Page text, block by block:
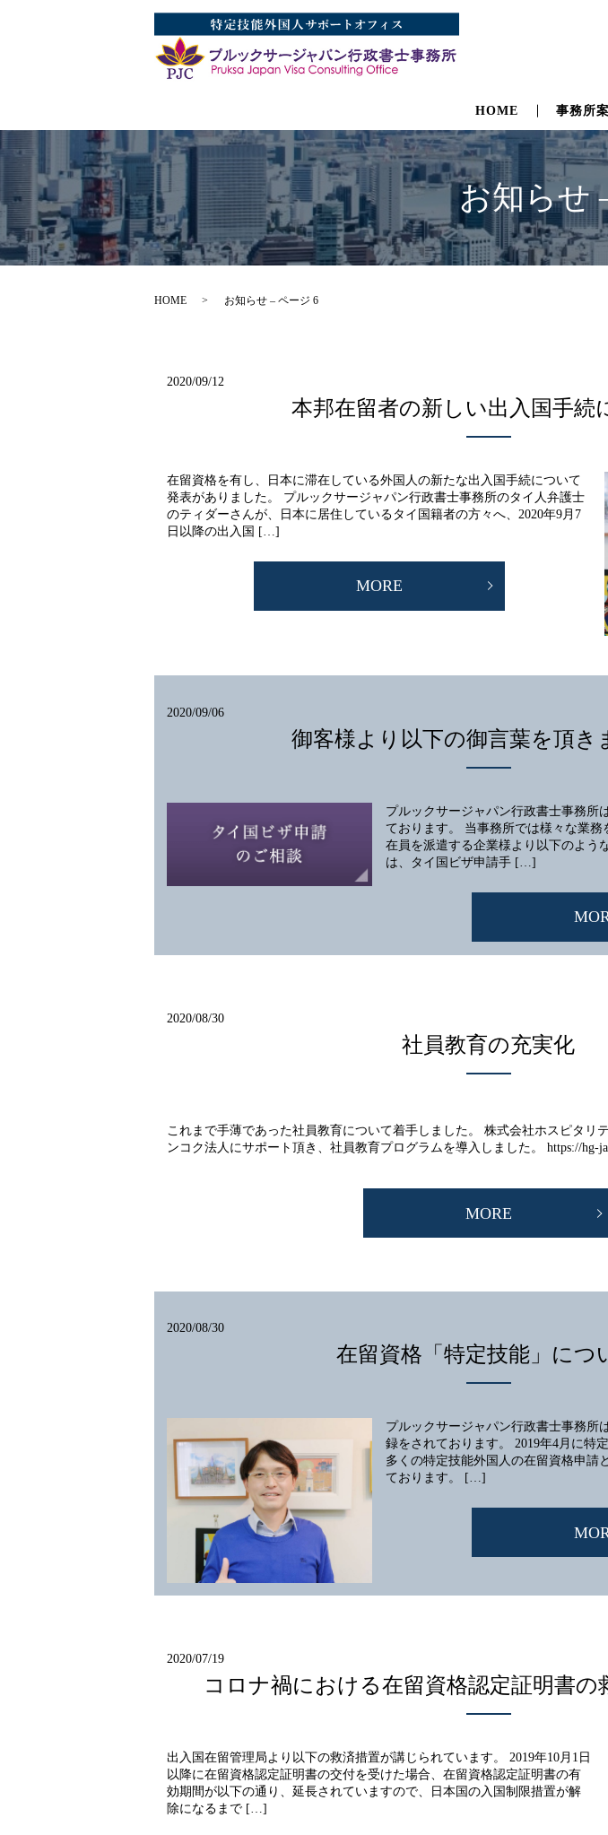
HOME 事務所
お知らせ
HOME お知らせ – ページ 6
2020/09/12
本邦在留者の新しい出入国手続
在留資格を有し、日本に滞在している外国人の新たな出入国手続について
発表がありました。 プルックサージャパン行政書士事務所のタイ人弁護士
のティダーさんが、日本に居住しているタイ国籍者の方々へ、2020年9月7
日以降の出入国 […]
MORE
2020/09/06
御客様より以下の御言葉を頂き
プルックサージャパン行政書士事務所
ております。 当事務所では様々な業
在員を派遣する企業様より以下のよう
は、タイ国ビザ申請手 […]
2020/08/30
社員教育の充実化
これまで手薄であった社員教育について着手しました。 株式会社ホスピタリ
ンコク法人にサポート頂き、社員教育プログラムを導入しました。 https://hg-
MORE
2020/08/30
在留資格「特定技能」につ
プルックサージャパン行政書士事務所
録をされております。 2019年4月に特
多くの特定技能外国人の在留資格申請
ております。 […]
2020/07/19
コロナ禍における在留資格認定証明書の
出入国在留管理局より以下の救済措置が講じられています。 2019年10月1日
以降に在留資格認定証明書の交付を受けた場合、在留資格認定証明書の有
効期間が以下の通り、延長されていますので、日本国の入国制限措置が解
除になるまで […]